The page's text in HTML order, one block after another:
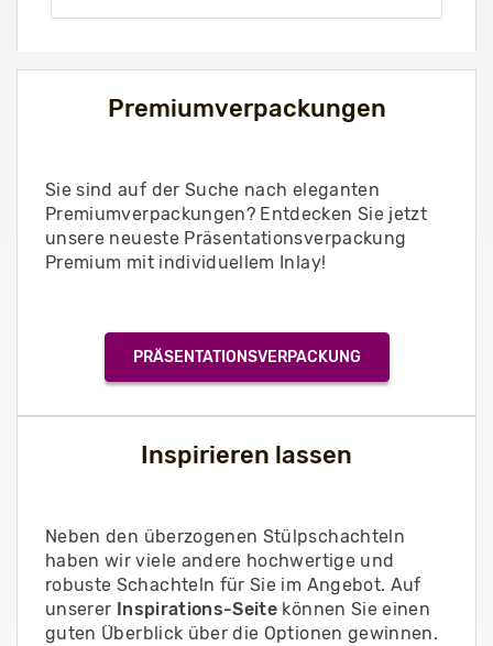
Premiumverpackungen
Sie sind auf der Suche nach eleganten
Premiumverpackungen? Entdecken Sie jetzt
unsere neueste Präsentationsverpackung
Premium mit individuellem Inlay!
PRÄSENTATIONSVERPACKUNG
Inspirieren lassen
Neben den überzogenen Stülpschachteln
haben wir viele andere hochwertige und
robuste Schachteln für Sie im Angebot. Auf
unserer Inspirations-Seite können Sie einen
guten Überblick über die Optionen gewinnen.